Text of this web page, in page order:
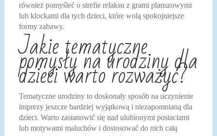
również pomyśleć o strefie relaksu z grami planszowymi
lub klockami dla tych dzieci, które wolą spokojniejsze
formy zabawy.
Jakie tematyczne
pomysły na urodziny dla
dzieci warto rozważyć?
Tematyczne urodziny to doskonały sposób na uczynienie
imprezy jeszcze bardziej wyjątkową i niezapomnianą dla
dzieci. Warto zastanowić się nad ulubionymi postaciami
lub motywami maluchów i dostosować do nich całą